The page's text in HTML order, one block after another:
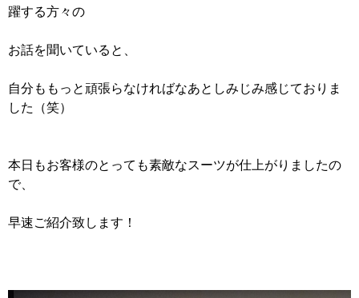
躍する方々の
お話を聞いていると、
自分ももっと頑張らなければなあとしみじみ感じておりま
した（笑）
本日もお客様のとっても素敵なスーツが仕上がりましたの
で、
早速ご紹介致します！